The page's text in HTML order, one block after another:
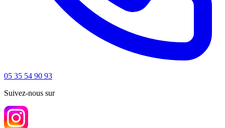
05 35 54 90 93
Suivez-nous sur